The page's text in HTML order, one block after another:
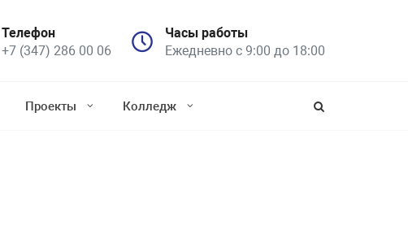
Телефон
+7 (347) 286 00 06
Часы работы
Ежедневно с 9:00 до 18:00
Проекты Колледж